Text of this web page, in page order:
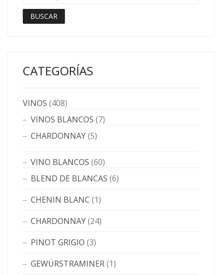
BUSCAR
CATEGORÍAS
VINOS (408)
VINOS BLANCOS (7)
CHARDONNAY(5)
VINO BLANCOS (60)
BLEND DE BLANCAS (6)
CHENIN BLANC (1)
CHARDONNAY(24)
PINOT GRIGIO (3)
GEWÜRSTRAMINER(1)